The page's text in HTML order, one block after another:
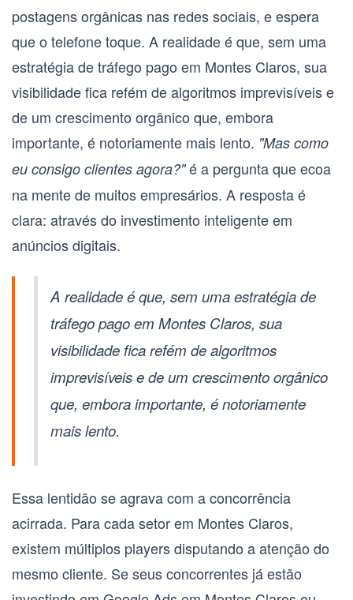
postagens orgânicas nas redes sociais, e espera
que o telefone toque. A realidade é que, sem uma
estratégia detráfego pago em Montes Claros, sua
visibilidade fica refém de algoritmos imprevisíveis e
de um crescimento orgânico que, embora
importante, é notoriamente mais lento. "Mas como
eu consigo clientes agora?"é a pergunta que ecoa
na mente de muitos empresários. A resposta é
clara: através do investimento inteligente em
anúncios digitais.
A realidade é que, sem uma estratégia de
tráfego pago em Montes Claros, sua
visibilidade fica refém de algoritmos
imprevisíveis e de um crescimento orgânico
que, embora importante, é notoriamente
mais lento.
Essa lentidão se agrava com a concorrência
acirrada. Para cada setor em Montes Claros,
existem múltiplos players disputando a atenção do
mesmo cliente. Se seus concorrentes já estão